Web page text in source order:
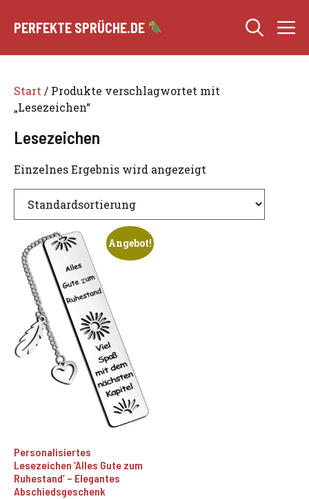
Inhalt
PERFEKTE SPRÜCHE.DE
Start / Produkte verschlagwortet mit
„Lesezeichen“
Lesezeichen
Einzelnes Ergebnis wird angezeigt
Angebot!
Personalisiertes
Lesezeichen ‘Alles Gute zum
Ruhestand’ – Elegantes
Abschiedsgeschenk